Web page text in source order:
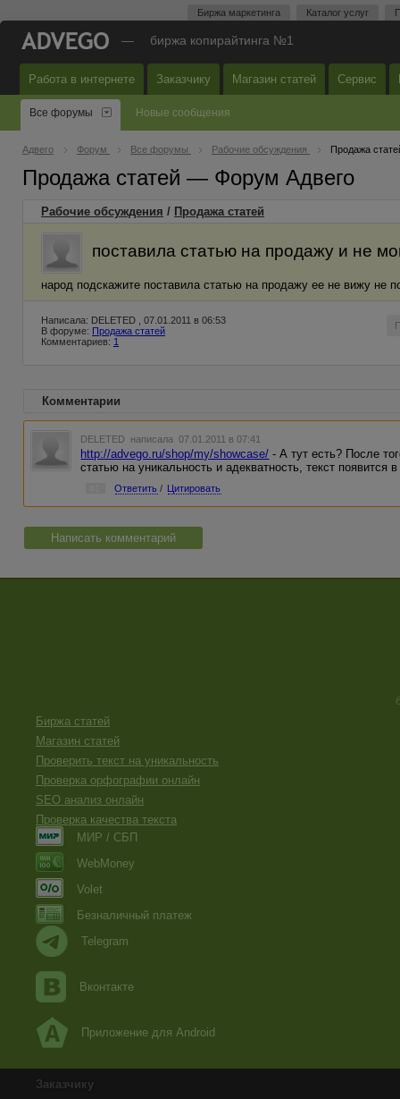
Биржа маркетинга Каталог услуг
— биржа копирайтинга №1
Работа в интернете Заказчику Магазин статей Сервис
Все форумы Новые сообщения
Адвего Форум Все форумы Рабочие обсуждения Продажа
Продажа статей — Форум Адвего
Рабочие обсуждения / Продажа статей
поставила статью на продажу и не
народ подскажите поставила статью на продажу ее не вижу не
Написала: DELETED , 07.01.2011 в 06:53
В форуме: Продажа статей
Комментариев: 1
Комментарии
DELETED написала 07.01.2011 в 07:41
http://advego.ru/shop/my/showcase/ - А тут есть? После
статью на уникальность и адекватность, текст появится
Ответить / Цитировать
Написать комментарий
Биржа статей
Магазин статей
Проверить текст на уникальность
Проверка орфографии онлайн
SEO анализ онлайн
Проверка качества текста
МИР / СБП
WebMoney
Volet
Безналичный платеж
Telegram
Вконтакте
Приложение для Android
Заказчику